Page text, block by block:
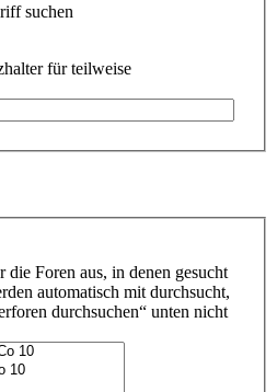
suchen
für teilweise
die Foren aus, in denen gesucht
automatisch mit durchsucht,
durchsuchen“ unten nicht